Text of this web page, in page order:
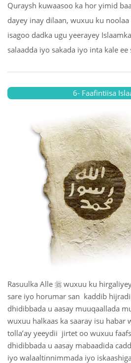
Quraysh kuwaasoo ka hor yimid
dayey inay dilaan, wuxuu ku
isagoo dadka ugu yeerayey
salaadda iyo sakada iyo inta kale ee
6- Faafintiisa
Rasuulka Alle  wuxuu ku
sare iyo horumar san kaddib
dhidibbada u aasay muuqaallada
wuxuu halkaas ka saaray isu habar
tolla’ay yeeydii jirtet oo wuxuu
dhidibbada u aasay mabaadida
iyo walaaltinnimmada iyo